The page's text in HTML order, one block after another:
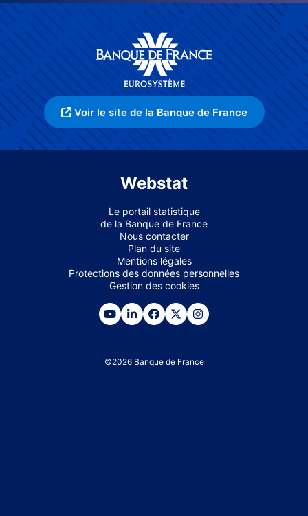
Voir le site de la Banque de France
Webstat
Le portail statistique
de la Banque de France
Nous contacter
Plan du site
Mentions légales
Protections des données personnelles
Gestion des cookies
©2026 Banque de France